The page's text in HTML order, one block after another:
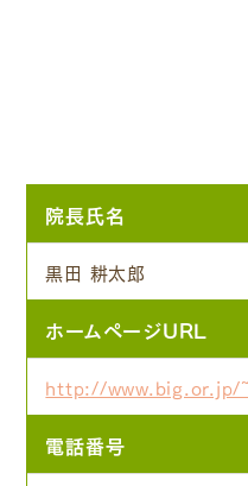
院長氏名
黒田 耕太郎
ホームページURL
http://www.big.or.jp/
電話番号